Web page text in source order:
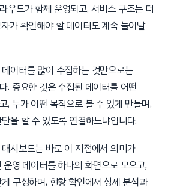
우드가 함께 운영되고, 서비스 구조는 더
가 확인해야 할 데이터도 계속 늘어날
이터를 많이 수집하는 것만으로는
. 중요한 것은 수집된 데이터를 어떤
, 누가 어떤 목적으로 볼 수 있게 만들며,
을 할 수 있도록 연결하느냐입니다.
시보드는 바로 이 지점에서 의미가
운영 데이터를 하나의 화면으로 모으고,
구성하며, 현황 확인에서 상세 분석과